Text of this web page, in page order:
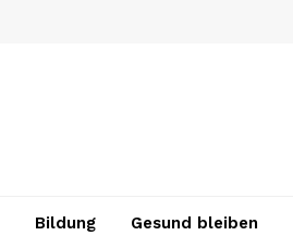
Bildung Gesund bleiben